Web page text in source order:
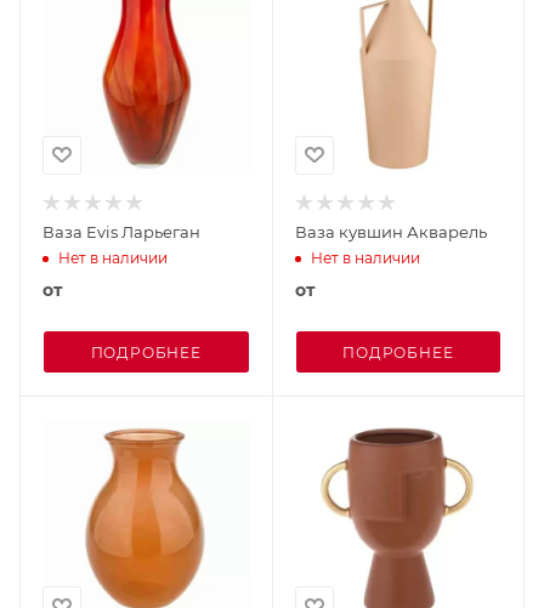
Ваза Evis Ларьеган
Нет в наличии
от
ПОДРОБНЕЕ
Ваза кувшин Акварель
Нет в наличии
от
ПОДРОБНЕЕ